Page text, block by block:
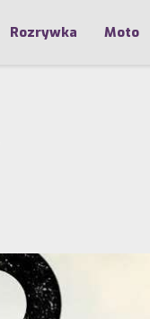
Rozrywka Moto